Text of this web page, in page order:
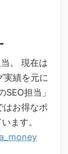
。 現在は
実績を元に
担当」
はお得なポ
ます。